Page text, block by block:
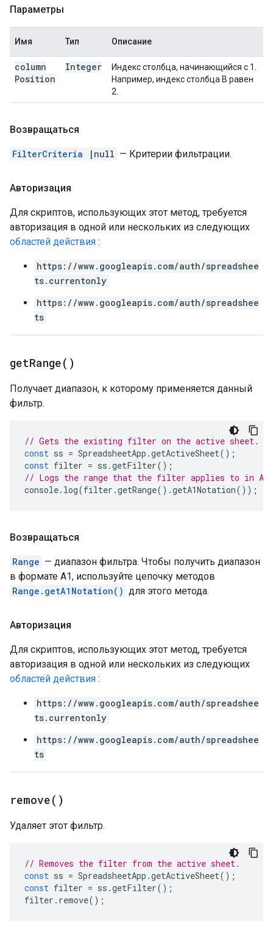
Параметры
Имя Тип Описание
column
Position
Integer
Индекс столбца, начинающийся с 1.
Например, индекс столбца B равен
2.
Возвращаться
FilterCriteria |null — Критерии фильтрации.
Авторизация
Для скриптов, использующих этот метод, требуется
авторизация в одной или нескольких из следующих
областей действия :
https://www.googleapis.com/auth/spreadshee
ts.currentonly
https://www.googleapis.com/auth/spreadshee
ts
getRange( )
Получает диапазон, к которому применяется данный
фильтр.
// Gets the existing filter on the active sheet.
const ss = SpreadsheetApp .getActiveSheet();
const filter = ss .getFilter();
// Logs the range that the filter applies to in A1
console. log(filter .getRange().getA1Notation());
Возвращаться
Range — диапазон фильтра. Чтобы получить диапазон
в формате A1, используйте цепочку методов
Range.getA1Notation() для этого метода.
Авторизация
Для скриптов, использующих этот метод, требуется
авторизация в одной или нескольких из следующих
областей действия :
https://www.googleapis.com/auth/spreadshee
ts.currentonly
https://www.googleapis.com/auth/spreadshee
ts
remove( )
Удаляет этот фильтр.
// Removes the filter from the active sheet.
const ss = SpreadsheetApp .getActiveSheet();
const filter = ss .getFilter();
filter . remove();